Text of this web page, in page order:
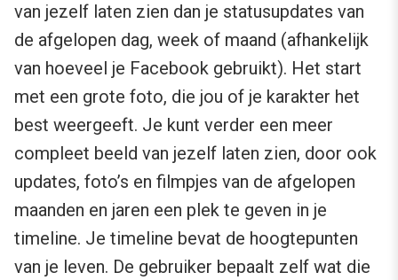
van jezelf laten zien dan je statusupdates van
de afgelopen dag, week of maand (afhankelijk
van hoeveel je Facebook gebruikt). Het start
met een grote foto, die jou of je karakter het
best weergeeft. Je kunt verder een meer
compleet beeld van jezelf laten zien, door ook
updates, foto’s en filmpjes van de afgelopen
maanden en jaren een plek te geven in je
timeline. Je timeline bevat de hoogtepunten
van je leven. De gebruiker bepaalt zelf wat die